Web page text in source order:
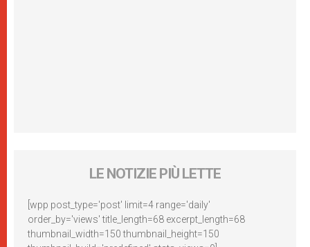
LE NOTIZIE PIÙ LETTE
[wpp post_type='post' limit=4 range='daily'
order_by='views' title_length=68 excerpt_length=68
thumbnail_width=150 thumbnail_height=150